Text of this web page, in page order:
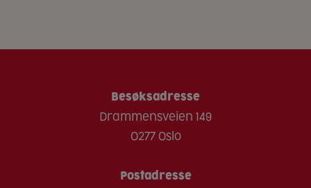
Besøksadresse
Drammensveien 149
0277 Oslo
Postadresse